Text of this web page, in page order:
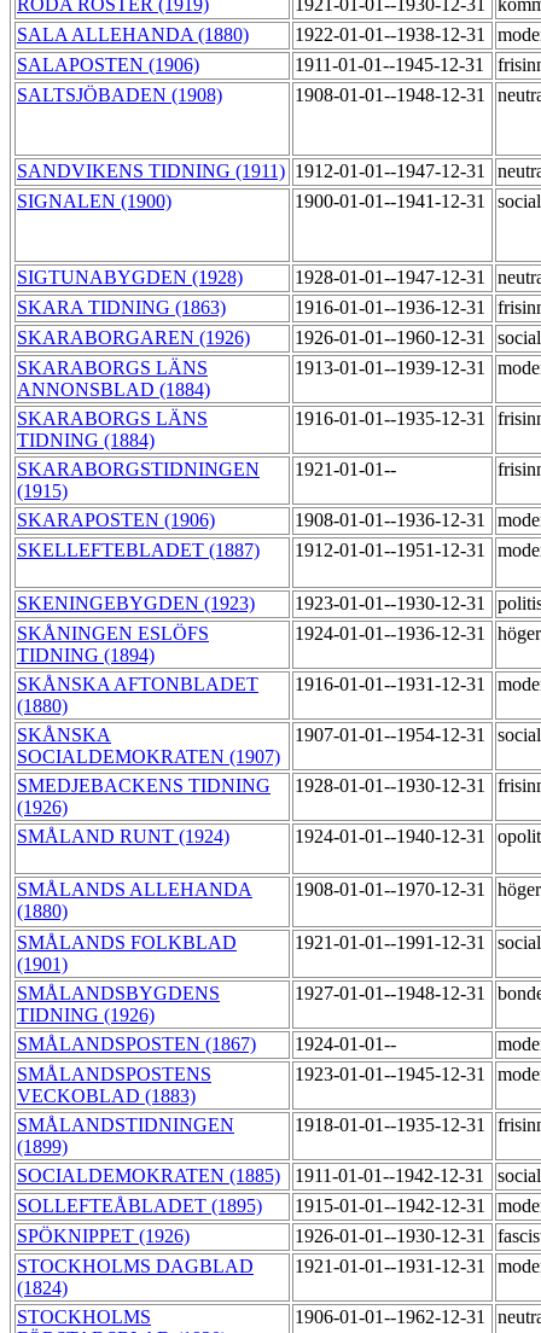
RÖDA RÖSTER (1919) 1921-01-01--1930-12-31
SALA ALLEHANDA (1880)
1922-01-01--1938-12-31
SALAPOSTEN (1906)
1911-01-01--1945-12-31
SALTSJÖBADEN (1908)
1908-01-01--1948-12-31
SANDVIKENS TIDNING (1911) 1912-01-01--1947-12-31
SIGNALEN (1900)
1900-01-01--1941-12-31
SIGTUNABYGDEN (1928) 1928-01-01--1947-12-31
SKARA TIDNING (1863)
1916-01-01--1936-12-31
SKARABORGAREN (1926)
1926-01-01--1960-12-31
SKARABORGS LÄNS
ANNONSBLAD (1884)
1913-01-01--1939-12-31
SKARABORGS LÄNS
TIDNING (1884)
1916-01-01--1935-12-31
SKARABORGSTIDNINGEN
(1915)
1921-01-01--
SKARAPOSTEN (1906) 1908-01-01--1936-12-31
SKELLEFTEBLADET (1887)
1912-01-01--1951-12-31
SKENINGEBYGDEN (1923) 1923-01-01--1930-12-31
SKÅNINGEN ESLÖFS
TIDNING (1894)
1924-01-01--1936-12-31
SKÅNSKA AFTONBLADET
(1880)
1916-01-01--1931-12-31
SKÅNSKA
SOCIALDEMOKRATEN (1907)
1907-01-01--1954-12-31
SMEDJEBACKENS TIDNING
(1926)
1928-01-01--1930-12-31
SMÅLAND RUNT (1924) 1924-01-01--1940-12-31
SMÅLANDS ALLEHANDA
(1880)
1908-01-01--1970-12-31
SMÅLANDS FOLKBLAD
(1901)
1921-01-01--1991-12-31
SMÅLANDSBYGDENS
TIDNING (1926)
1927-01-01--1948-12-31
SMÅLANDSPOSTEN (1867) 1924-01-01--
SMÅLANDSPOSTENS
VECKOBLAD (1883)
1923-01-01--1945-12-31
SMÅLANDSTIDNINGEN
(1899)
1918-01-01--1935-12-31
SOCIALDEMOKRATEN (1885) 1911-01-01--1942-12-31
SOLLEFTEÅBLADET (1895)
1915-01-01--1942-12-31
SPÖKNIPPET (1926)
1926-01-01--1930-12-31
STOCKHOLMS DAGBLAD
(1824)
1921-01-01--1931-12-31
STOCKHOLMS
1906-01-01--1962-12-31